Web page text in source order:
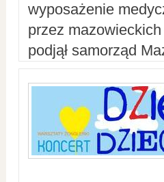
wyposażenie
przez
podjął samorząd